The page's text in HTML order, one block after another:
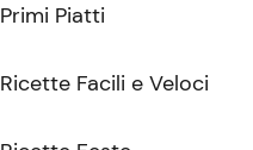
Primi Piatti
Ricette Facili e Veloci